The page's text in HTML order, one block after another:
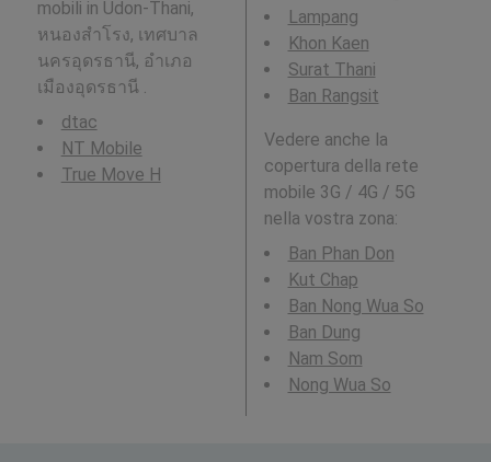
mobili in Udon-Thani,
หนองสำโรง, เทศบาล
นครอุดรธานี, อำเภอ
เมืองอุดรธานี .
dtac
NT Mobile
True Move H
Lampang
Khon Kaen
Surat Thani
Ban Rangsit
Vedere anche la
copertura della rete
mobile 3G / 4G / 5G
nella vostra zona:
Ban Phan Don
Kut Chap
Ban Nong Wua So
Ban Dung
Nam Som
Nong Wua So